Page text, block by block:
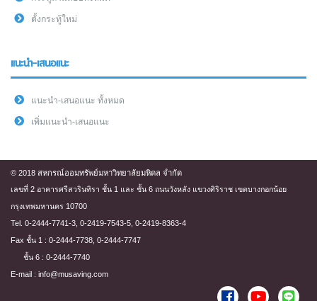
ตั้งกระทู้ใหม่
แนะนำ-เสนอแนะ
แนะนำ-เสนอแนะ ทั้งหมด
เพิ่มแนะนำ-เสนอแนะ
© 2018 สหกรณ์ออมทรัพย์มหาวิทยาลัยมหิดล จำกัด
เลขที่ 2 อาคารศรีสวรินทิรา ชั้น 1 และ ชั้น 6 ถนนวังหลัง แขวงศิริราช เขตบางกอกน้อย
กรุงเทพมหานคร 10700
Tel. 0-2444-7741-3, 0-2419-7543-5, 0-2419-8363-4
Fax ชั้น 1 : 0-2444-7738, 0-2444-7747
ชั้น 6 : 0-2444-7740
E-mail : info@musaving.com